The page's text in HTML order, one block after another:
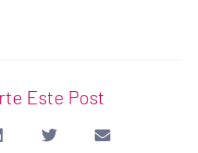
Este Post